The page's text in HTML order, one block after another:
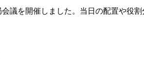
会議を開催しました。当日の配置や役